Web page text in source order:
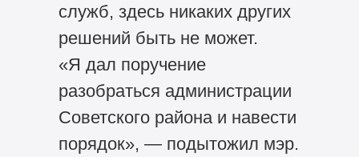
служб, здесь никаких других
решений быть не может.
«Я дал поручение
разобраться администрации
Советского района и навести
порядок», — подытожил мэр.